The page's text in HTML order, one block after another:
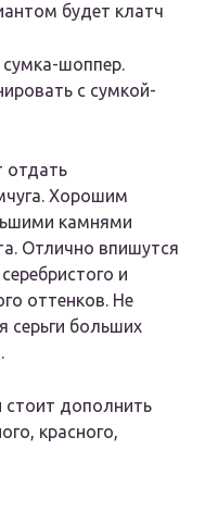
будет клатч
шоппер.
с сумкой-
отдать
Хорошим
камнями
Отлично впишутся
и
оттенков. Не
серьги больших
стоит дополнить
красного,